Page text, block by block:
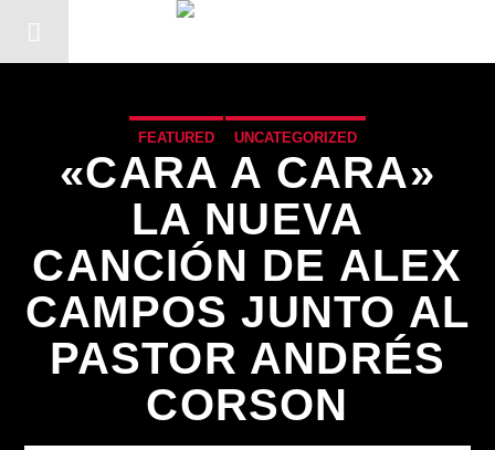
FEATURED UNCATEGORIZED
«CARA A CARA»
LA NUEVA
CANCIÓN DE ALEX
CAMPOS JUNTO AL
PASTOR ANDRÉS
CORSON